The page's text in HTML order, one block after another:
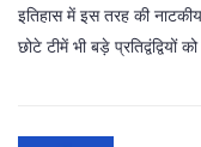
इतिहास में इस तरह की
छोटे टीमें भी बड़े प्रतिद्वंद्वियों